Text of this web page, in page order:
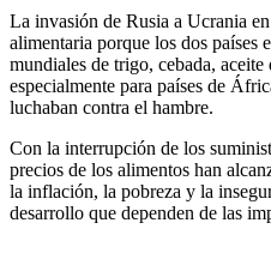
La invasión de Rusia a Ucrania
alimentaria porque los dos países
mundiales de trigo, cebada,
especialmente para países de
luchaban contra el hambre.
Con la interrupción de los
precios de los alimentos han
la inflación, la pobreza y la
desarrollo que dependen de las